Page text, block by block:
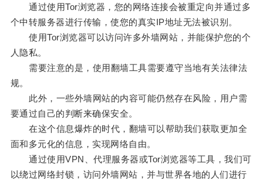
通过使用Tor浏览器，您的网络连接会被重定向并通过多
个中转服务器进行传输，使您的真实IP地址无法被识别。
使用Tor浏览器可以访问许多外墙网站，并能保护您的个
人隐私。
需要注意的是，使用翻墙工具需要遵守当地有关法律法
规。
此外，一些外墙网站的内容可能仍然存在风险，用户需
要通过自己的判断来确保安全。
在这个信息爆炸的时代，翻墙可以帮助我们获取更加全
面和多元化的信息，实现网络自由。
通过使用VPN、代理服务器或Tor浏览器等工具，我们可
以绕过网络封锁，访问外墙网站，并与世界各地的人们进行